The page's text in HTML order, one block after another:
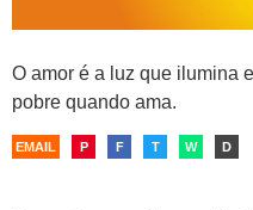
O amor é a luz que ilumina
pobre quando ama.
EMAIL P F T W D